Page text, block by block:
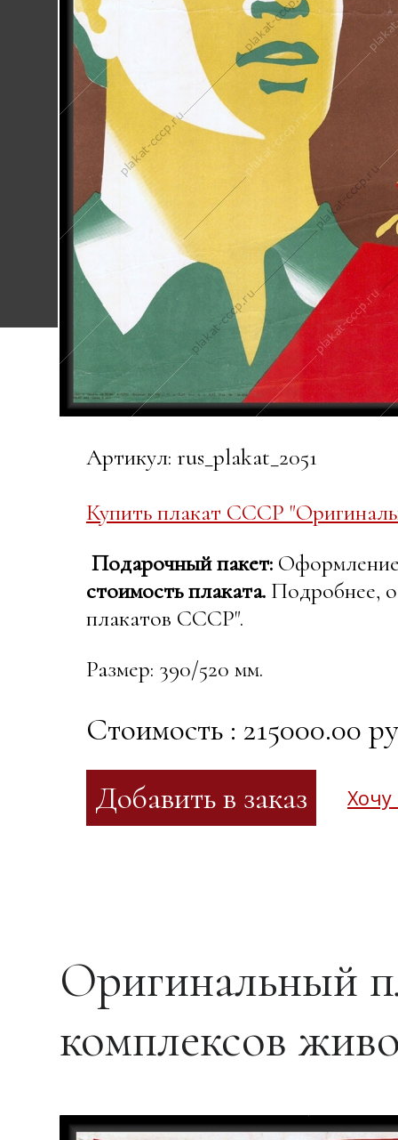
Артикул: rus_plakat_2051
Купить плакат СССР
Подарочный пакет: Оформление
стоимость плаката. Подробнее,
плакатов СССР".
Размер: 390/520 мм.
Стоимость : 215000.00
Хочу
Оригинальный
комплексов